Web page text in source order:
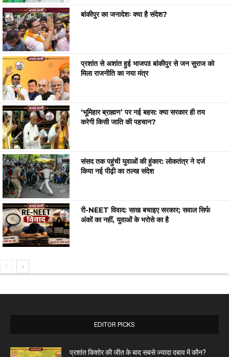
बांकीपुर का जनादेशः क्या है संदेश?
प्रशांत से अशांत हुई भाजपा! बांकीपुर से जन सुराज को
मिला राजनीति का नया मंत्र
‘भूमिहार ब्राह्मण’ पर नई बहस: क्या सरकार ही तय
करेगी किसी जाति की पहचान?
संसद तक पहुंची युवाओं की हुंकार: लोकतंत्र ने दर्ज
किया नई पीढ़ी का तल्ख संदेश
री-NEET विवाद: साख बचाइए सरकार; सवाल सिर्फ
अंकों का नहीं, युवाओं के भरोसे का है
EDITOR PICKS
प्रशांत किशोर की जीत के बाद सबसे ज्यादा दबाव में कौन?